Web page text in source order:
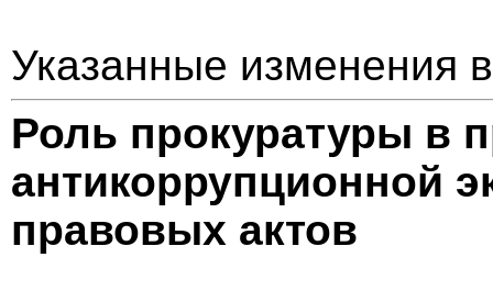
Указанные изменения
Роль прокуратуры в
антикоррупционной
правовых актов